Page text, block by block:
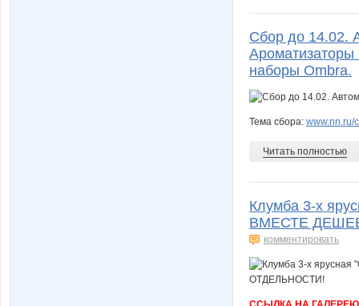
Сбор до 14.02.
Ароматизаторы
наборы Ombra.
Тема сбора: www.nn.ru/
Читать полностью
Клумба 3-х
ВМЕСТЕ
комментировать